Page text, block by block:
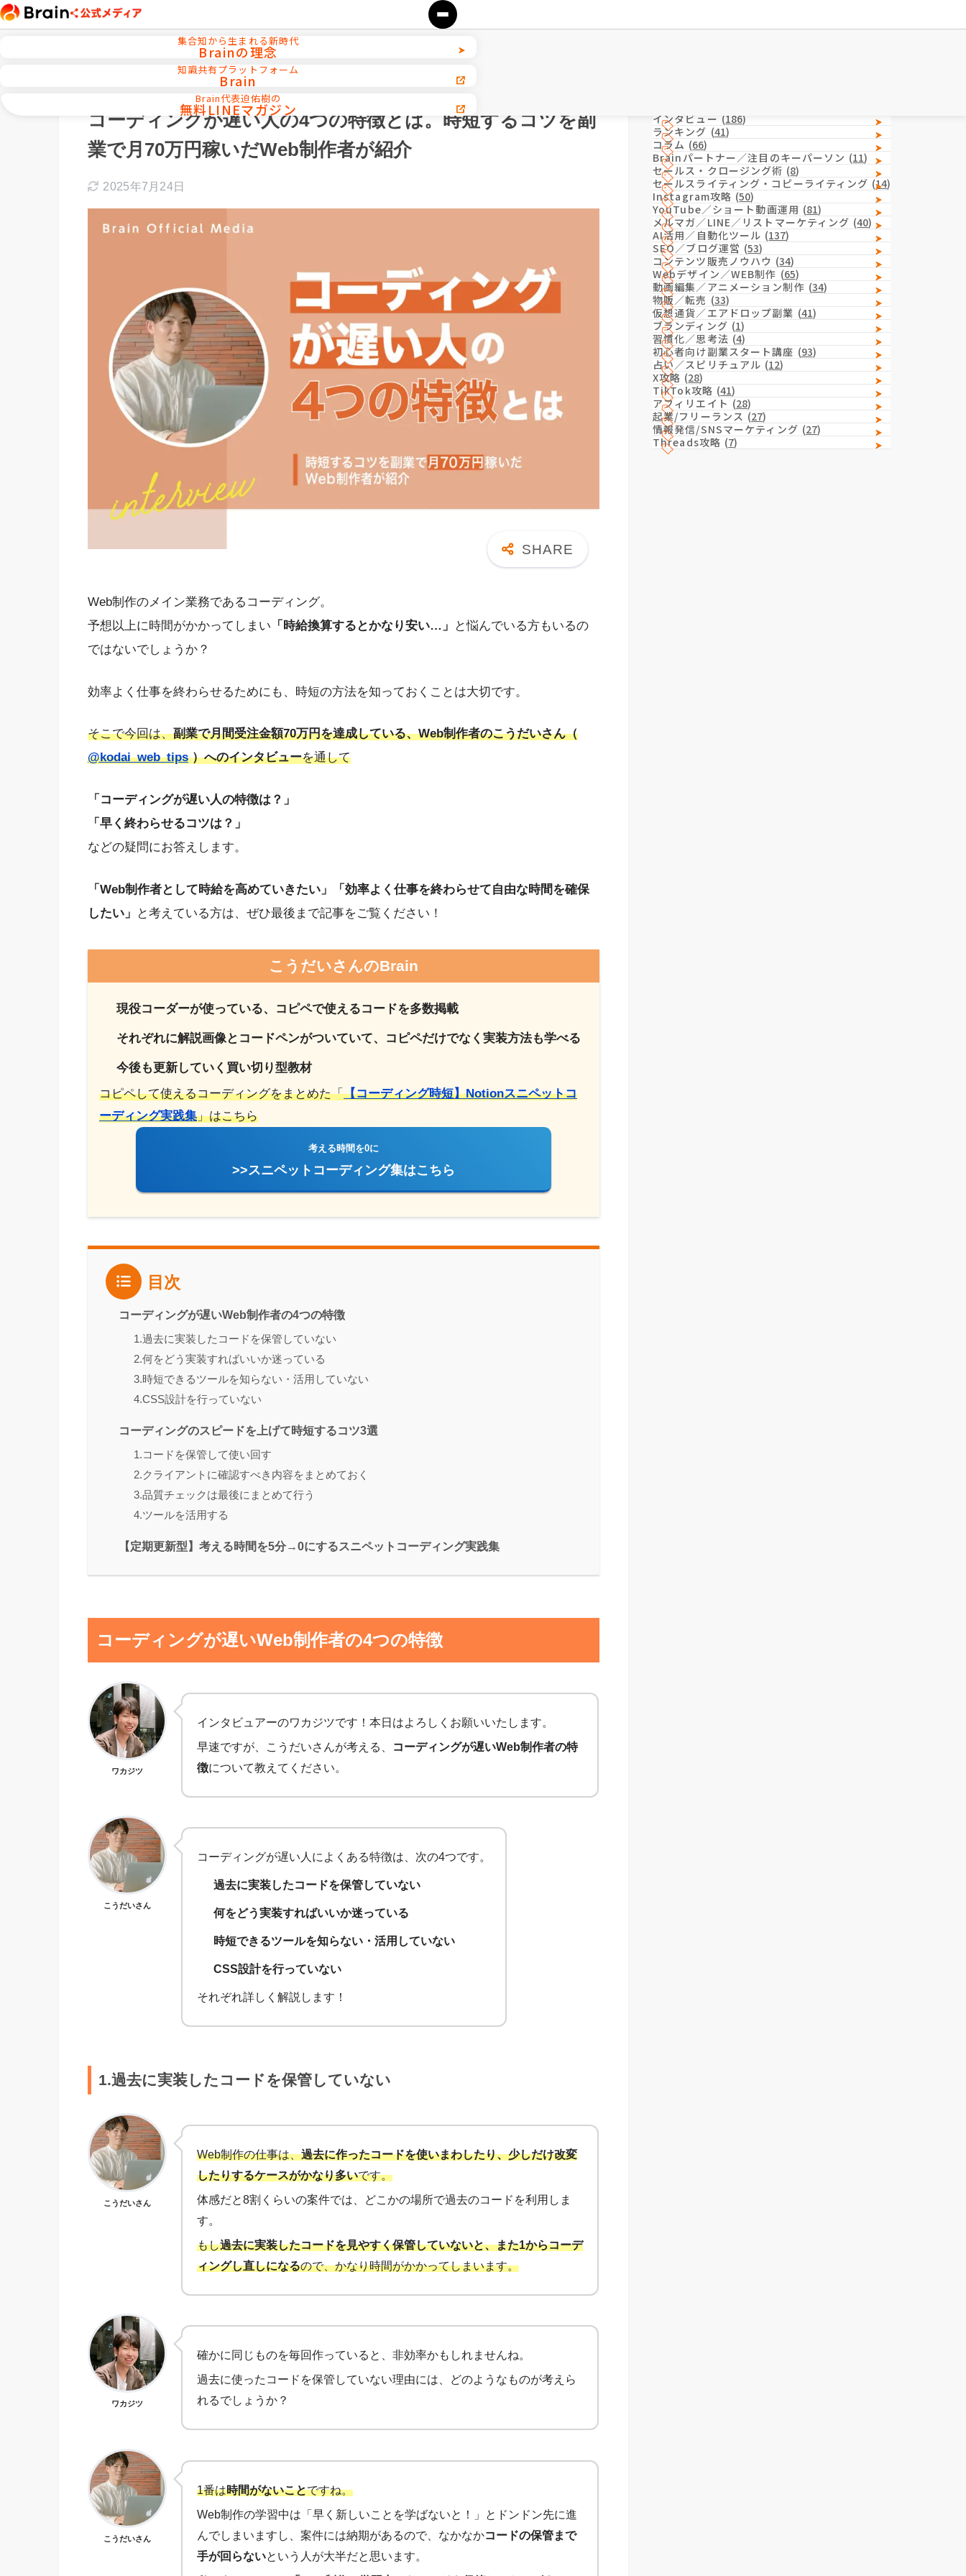
集合知から生まれる新時代
Brainの理念
知識共有プラットフォーム
Brain
Brain代表迫佑樹の
無料LINEマガジン
Webデザイン／WEB制作
コーディングが遅い人の4つの特徴とは。時短するコツを副
業で月70万円稼いだWeb制作者が紹介
2025年7月24日
Web制作のメイン業務であるコーディング。
予想以上に時間がかかってしまい 「時給換算するとかなり安い…」
と悩んでいる方もいるの
ではないでしょうか？
効率よく仕事を終わらせるためにも、時短の方法を知っておくことは大切です。
そこで今回は、副業で月間受注金額70万円を達成している、Web制作者のこうだいさん（
@kodai_web_tips）へのインタビューを通して
「コーディングが遅い人の特徴は？」
「早く終わらせるコツは？」
などの疑問にお答えします。
「Web制作者として時給を高めていきたい」「効率よく仕事を終わらせて自由な時間を確保
したい」
と考えている方は、ぜひ最後まで記事をご覧ください！
こうだいさんのBrain
現役コーダーが使っている、コピペで使えるコードを多数掲載
それぞれに解説画像とコードペンがついていて、コピペだけでなく実装方法も学べる
今後も更新していく買い切り型教材
コピペして使えるコーディングをまとめた「【コーディング時短】Notionスニペットコ
ーディング実践集」はこちら
考える時間を0に
>>スニペットコーディング集はこちら
目次
コーディングが遅いWeb制作者の4つの特徴
1.過去に実装したコードを保管していない
2.何をどう実装すればいいか迷っている
3.時短できるツールを知らない・活用していない
4.CSS設計を行っていない
コーディングのスピードを上げて時短するコツ3選
1.コードを保管して使い回す
2.クライアントに確認すべき内容をまとめておく
3.品質チェックは最後にまとめて行う
4.ツールを活用する
【定期更新型】考える時間を5分→0にするスニペットコーディング実践集
コーディングが遅いWeb制作者の4つの特徴
ワカジツ
インタビュアーのワカジツです！本日はよろしくお願いいたします。
早速ですが、こうだいさんが考える、
コーディングが遅いWeb制作者の特
徴について教えてください。
こうだいさん
コーディングが遅い人によくある特徴は、次の4つです。
過去に実装したコードを保管していない
何をどう実装すればいいか迷っている
時短できるツールを知らない・活用していない
CSS設計を行っていない
それぞれ詳しく解説します！
1.過去に実装したコードを保管していない
こうだいさん
Web制作の仕事は、過去に作ったコードを使いまわしたり、少しだけ改変
したりするケースがかなり多いです。
体感だと8割くらいの案件では、どこかの場所で過去のコードを利用しま
す。
もし過去に実装したコードを見やすく保管していないと、また1からコーデ
ィングし直しになるので、かなり時間がかかってしまいます。
ワカジツ
確かに同じものを毎回作っていると、非効率かもしれませんね。
過去に使ったコードを保管していない理由には、どのようなものが考えら
れるでしょうか？
こうだいさん
1番は時間がないことですね。
Web制作の学習中は「早く新しいことを学ばないと！」とドンドン先に進
んでしまいますし、案件には納期があるので、なかなかコードの保管まで
手が回らないという人が大半だと思います。
インタビュー (186)
ランキング (41)
コラム (66)
Brainパートナー／注目のキーパーソン (11)
セールス・クロージング術 (8)
セールスライティング・コピーライティング (14)
Instagram攻略 (50)
YouTube／ショート動画運用 (81)
メルマガ／LINE／リストマーケティング (40)
AI活用／自動化ツール (137)
SEO／ブログ運営 (53)
コンテンツ販売ノウハウ (34)
Webデザイン／WEB制作 (65)
動画編集／アニメーション制作 (34)
物販／転売 (33)
仮想通貨／エアドロップ副業 (41)
ブランディング (1)
習慣化／思考法 (4)
初心者向け副業スタート講座 (93)
占い／スピリチュアル (12)
X攻略 (28)
TikTok攻略 (41)
アフィリエイト (28)
起業/フリーランス (27)
情報発信/SNSマーケティング (27)
Threads攻略 (7)